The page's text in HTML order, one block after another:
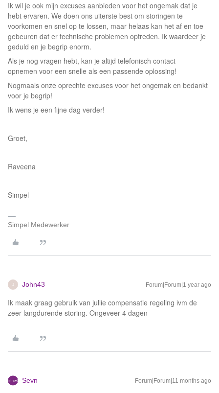
Ik wil je ook mijn excuses aanbieden voor het ongemak dat je
hebt ervaren. We doen ons uiterste best om storingen te
voorkomen en snel op te lossen, maar helaas kan het af en toe
gebeuren dat er technische problemen optreden. Ik waardeer je
geduld en je begrip enorm.
Als je nog vragen hebt, kan je altijd telefonisch contact
opnemen voor een snelle als een passende oplossing!
Nogmaals onze oprechte excuses voor het ongemak en bedankt
voor je begrip!
Ik wens je een fijne dag verder!
Groet,
Raveena
Simpel
Simpel Medewerker
J John43 Forum|Forum|1 year ago
Ik maak graag gebruik van jullie compensatie regeling ivm de
zeer langdurende storing. Ongeveer 4 dagen
Sevn Forum|Forum|11 months ago